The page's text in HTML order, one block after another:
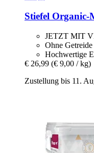
Stiefel Organic-​
JETZT MIT
Ohne
Hochwertige
€ 26,99 (€ 9,00 / kg)
Zustellung bis 11.